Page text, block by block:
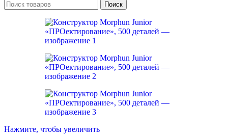
Поиск
Нажмите, чтобы увеличить